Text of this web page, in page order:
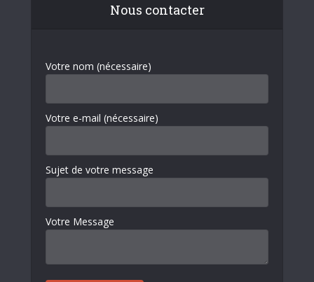
Nous contacter
Votre nom (nécessaire)
Votre e-mail (nécessaire)
Sujet de votre message
Votre Message